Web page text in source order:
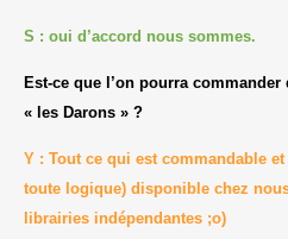
S : oui d’accord nous sommes.
Est-ce que l’on pourra
« les Darons » ?
Y : Tout ce qui est commandable
toute logique) disponible chez
librairies indépendantes ;o)